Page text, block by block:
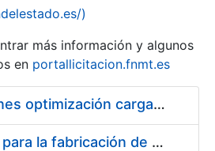
)
más información y algunos
en portallicitacion.fnmt.es
Pliego condiciones optimización cargas compras firmado
Acuerdo marco para la fabricación de piezas